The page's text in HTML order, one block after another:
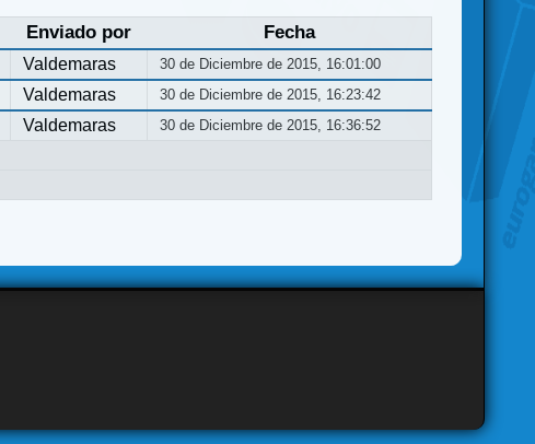
Enviado por Fecha
Valdemaras 30 de Diciembre de 2015, 16:01:00
Valdemaras 30 de Diciembre de 2015, 16:23:42
Valdemaras 30 de Diciembre de 2015, 16:36:52